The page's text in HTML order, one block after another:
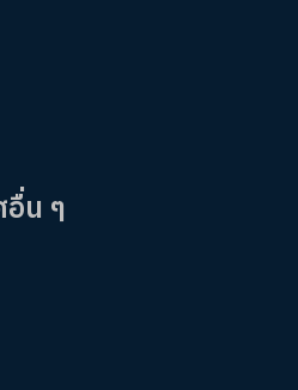
อื่น ๆ